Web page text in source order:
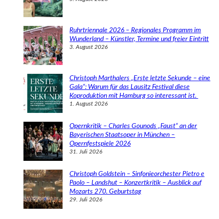
Ruhrtriennale 2026 – Regionales Programm im
Wunderland – Künstler, Termine und freier Eintritt
3. August 2026
Christoph Marthalers „Erste letzte Sekunde – eine
Gala“: Warum für das Lausitz Festival diese
Koproduktion mit Hamburg so interessant ist.
1. August 2026
Opernkritik – Charles Gounods „Faust“ an der
Bayerischen Staatsoper in München –
Opernfestspiele 2026
31. Juli 2026
Christoph Goldstein – Sinfonieorchester Pietro e
Paolo – Landshut – Konzertkritik – Ausblick auf
Mozarts 270. Geburtstag
29. Juli 2026